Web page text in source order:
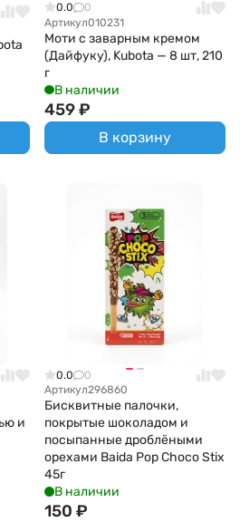
0.0
0
Артикул010231
Моти с заварным кремом
(Дайфуку), Kubota — 8 шт, 210
г
В наличии
459₽
В корзину
и
0.0
0
Артикул296860
Бисквитные палочки,
покрытые шоколадом и
посыпанные дроблёными
орехами Baida Pop Choco Stix
45г
В наличии
150 ₽